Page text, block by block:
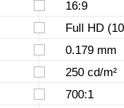
16:9
Full HD
0.179 mm
250 cd/m²
700:1